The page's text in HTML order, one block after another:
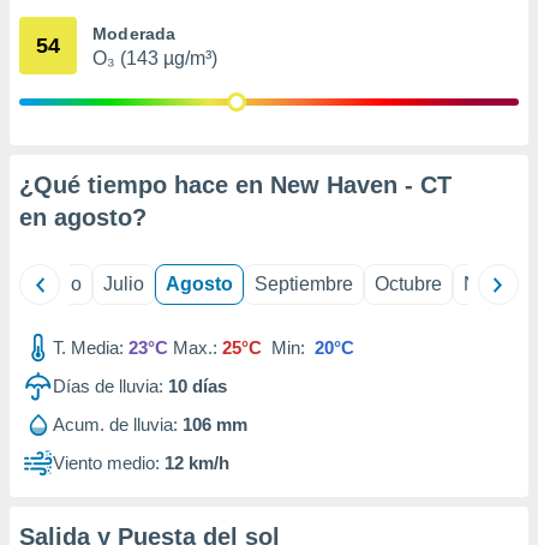
e
publicidad
1199
54 Moderada
O₃ (143 µg/m³)
¿Qué tiempo hace en New Haven - CT
en agosto?
Junio Julio Agosto Septiembre Octubre
T. Media: 23°C Max.: 25°C Min: 20°C
Días de lluvia: 10 días
Acum. de lluvia: 106 mm
Viento medio: 12 km/h
Salida y Puesta del sol